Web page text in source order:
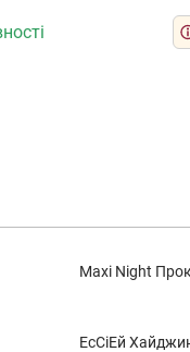
Maxi Night
ЕсСіЕй